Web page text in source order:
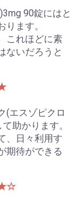
90錠にはと
ます。
これほどに素
ないだろうと
(エスゾピクロ
助かります。
、日々利用す
期待ができる